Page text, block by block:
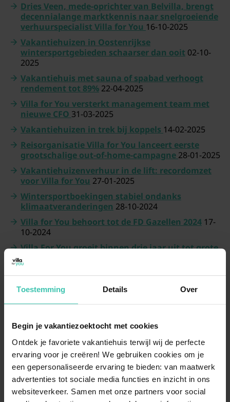
Toestemming Details Over
Begin je vakantiezoektocht met cookies
Ontdek je favoriete vakantiehuis terwijl wij de perfecte
ervaring voor je creëren! We gebruiken cookies om je
een gepersonaliseerde ervaring te bieden: van maatwerk
advertenties tot sociale media functies en inzicht in ons
websiteverkeer. Samen met onze partners voor social
Dries Veen, mede-oprichter van Belvilla, brengt
decennialange marktkennis naar snelgroeiende
verhuurspecialist Villa for You 16-10-2025
Vakantiehuizen in Oostenrijkse
wintersportgebieden schaarser dan ooit 02-10-
2025
Vakantiehuis met sauna of spabad verhoogt
rendement tot 89% 22-04-2025
Villa for You versterkt management team met
nieuwe CFO 31-03-2025
Vakantiehuizen in trek bij koppels 14-02-2025
Reisorganisatie Villa for You lanceert eerste
grootschalige out-of-home-campagne 28-01-2025
Vakantiehuizenverhuur in de lift: recordomzet
voor Villa for You 27-01-2025
Wintersportboekingen stabiel ondanks
klimaatveranderingen 28-10-2024
Villa for You behoort tot de FD Gazellen 2024 17-
10-2024
Villa For You groeit binnen drie jaar uit tot grote
speler op vakantiemarkt
Belvilla verliest rechtszaak tegen nieuwe
gelijk02-12-2020
In de media
Zo houdt Pepijn zich met eigen verhuurplatform
goed staande tussen grote spelers als